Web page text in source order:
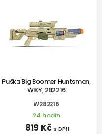
Puška Big Boomer Huntsman,
WIKY, 282216
W282216
24 hodin
819 Kč s DPH